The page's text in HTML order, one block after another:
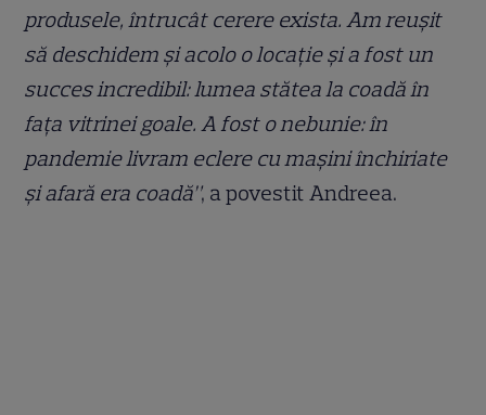
produsele, întrucât cerere exista. Am reușit
să deschidem și acolo o locație și a fost un
succes incredibil: lumea stătea la coadă în
fața vitrinei goale. A fost o nebunie: în
pandemie livram eclere cu mașini închiriate
și afară era coadă”, a povestit Andreea.